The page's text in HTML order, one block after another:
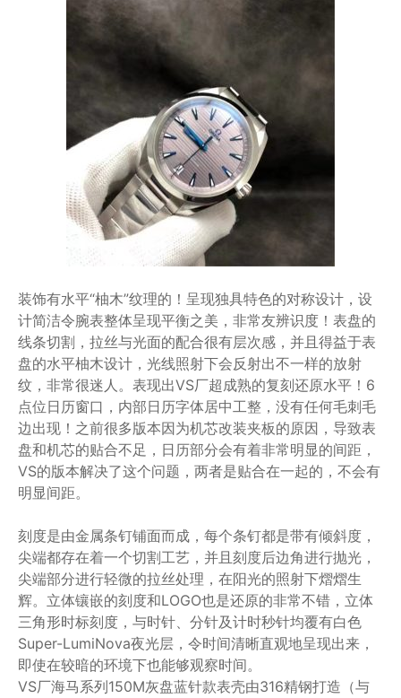
装饰有水平“柚木”纹理的！呈现独具特色的对称设计，设
计简洁令腕表整体呈现平衡之美，非常友辨识度！表盘的
线条切割，拉丝与光面的配合很有层次感，并且得益于表
盘的水平柚木设计，光线照射下会反射出不一样的放射
纹，非常很迷人。表现出VS厂超成熟的复刻还原水平！6
点位日历窗口，内部日历字体居中工整，没有任何毛刺毛
边出现！之前很多版本因为机芯改装夹板的原因，导致表
盘和机芯的贴合不足，日历部分会有着非常明显的间距，
VS的版本解决了这个问题，两者是贴合在一起的，不会有
明显间距。
刻度是由金属条钉铺面而成，每个条钉都是带有倾斜度，
尖端都存在着一个切割工艺，并且刻度后边角进行抛光，
尖端部分进行轻微的拉丝处理，在阳光的照射下熠熠生
辉。立体镶嵌的刻度和LOGO也是还原的非常不错，立体
三角形时标刻度，与时针、分针及计时秒针均覆有白色
Super-LumiNova夜光层，令时间清晰直观地呈现出来，
即使在较暗的环境下也能够观察时间。
VS厂海马系列150M灰盘蓝针款表壳由316精钢打造（与